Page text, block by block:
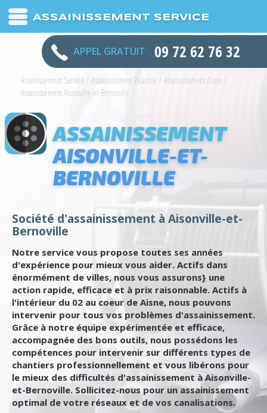
ASSAINISSEMENT SERVICE
APPEL GRATUIT 09 72 62 76 32
Assainissement Service / Assainissement Picardie / Assainissement Aisne /
Assainissement Aisonville-et-Bernoville
ASSAINISSEMENT
AISONVILLE-ET-
BERNOVILLE
Société d'assainissement à Aisonville-et-
Bernoville
Notre service vous propose toutes ses années
d'expérience pour mieux vous aider. Actifs dans
énormément de villes, nous vous assurons} une
action rapide, efficace et à prix raisonnable. Actifs à
l'intérieur du 02 au coeur de Aisne, nous pouvons
intervenir pour tous vos problèmes d'assainissement.
Grâce à notre équipe expérimentée et efficace,
accompagnée des bons outils, nous possédons les
compétences pour intervenir sur différents types de
chantiers professionnellement et vous libérons pour
le mieux des difficultés d'assainissement à Aisonville-
et-Bernoville. Sollicitez-nous pour un assainissement
optimal de votre réseaux et de vos canalisations.